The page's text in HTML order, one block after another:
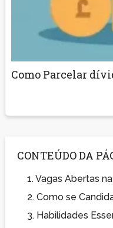
Como Parcelar
CONTEÚDO DA
1.Vagas Abertas
2.Como se
3.Habilidades